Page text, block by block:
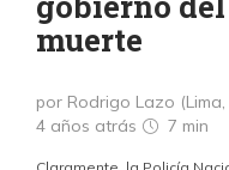
muerte
por Rodrigo Lazo (Lima,
4 años atrás
7 min